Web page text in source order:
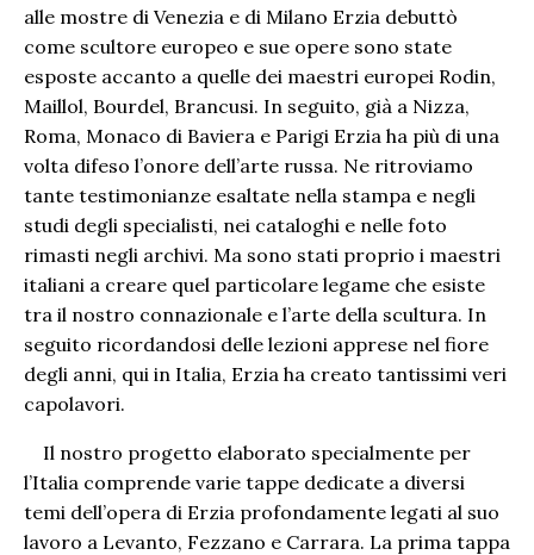
alle mostre di Venezia e di Milano Erzia debuttò
come scultore europeo e sue opere sono state
esposte accanto a quelle dei maestri europei Rodin,
Maillol, Bourdel, Brancusi. In seguito, già a Nizza,
Roma, Monaco di Baviera e Parigi Erzia ha più di una
volta difeso l’onore dell’arte russa. Ne ritroviamo
tante testimonianze esaltate nella stampa e negli
studi degli specialisti, nei cataloghi e nelle foto
rimasti negli archivi. Ma sono stati proprio i maestri
italiani a creare quel particolare legame che esiste
tra il nostro connazionale e l’arte della scultura. In
seguito ricordandosi delle lezioni apprese nel fiore
degli anni, qui in Italia, Erzia ha creato tantissimi veri
capolavori.
Il nostro progetto elaborato specialmente per
l’Italia comprende varie tappe dedicate a diversi
temi dell’opera di Erzia profondamente legati al suo
lavoro a Levanto, Fezzano e Carrara. La prima tappa